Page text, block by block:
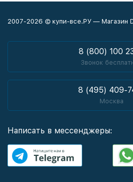
2007-2026 © купи-все.РУ — Магазин
8 (800) 100
Звонок
8 (495) 409-
Москва
Написать в мессенджеры: